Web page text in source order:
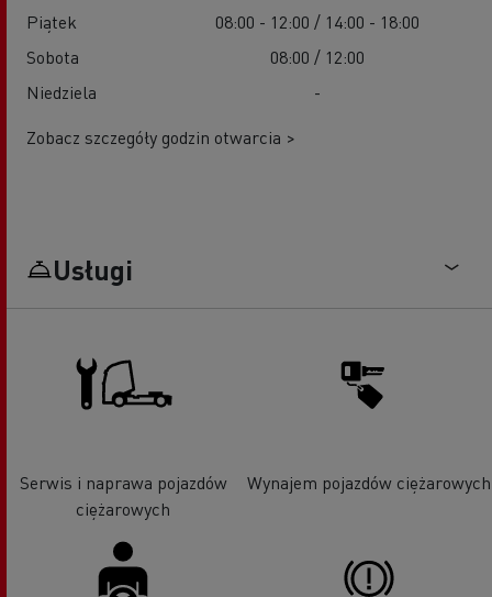
Piątek
08:00 - 12:00 / 14:00 - 18:00
Sobota
08:00 / 12:00
Niedziela
-
Zobacz szczegóły godzin otwarcia >
Usługi
Serwis i naprawa pojazdów
ciężarowych
Wynajem pojazdów ciężarowych